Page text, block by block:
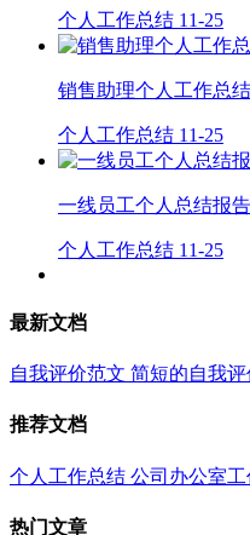
个人工作总结 11-25
销售助理个人工作总结
个人工作总结 11-25
一线员工个人总结报告
个人工作总结 11-25
最新文档
自我评价范文 简短的自我评
推荐文档
个人工作总结 公司办公室工
热门文章